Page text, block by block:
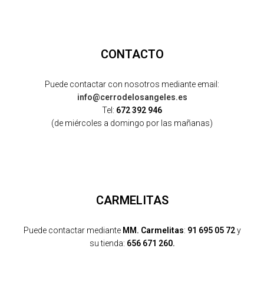
CONTACTO
Puede contactar con nosotros mediante email:
info@cerrodelosangeles.es
Tel: 672 392 946
(de miércoles a domingo por las mañanas)
CARMELITAS
Puede contactar medianteMM. Carmelitas: 91 695 05 72y
su tienda: 656 671 260.